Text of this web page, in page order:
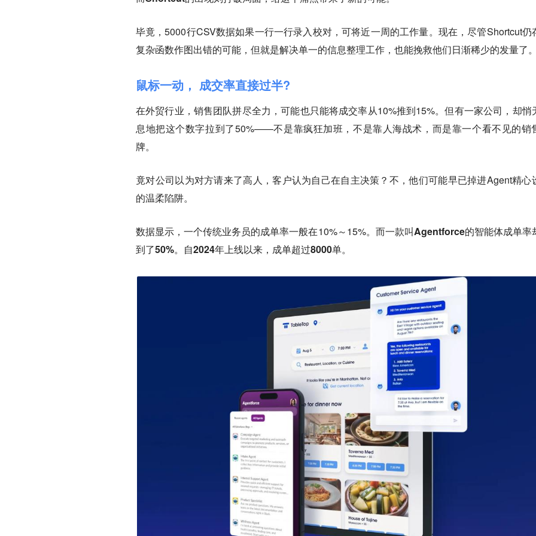
毕竟，5000行CSV数据如果一行一行录入校对，可将近一周的工作量。现在，尽管Shortcut仍
复杂函数作图出错的可能，但就是解决单一的信息整理工作，也能挽救他们日渐稀少的发量了。
鼠标一动， 成交率直接过半?
在外贸行业，销售团队拼尽全力，可能也只能将成交率从10%推到15%。但有一家公司，却悄
息地把这个数字拉到了50%——不是靠疯狂加班，不是靠人海战术，而是靠一个看不见的销
牌。
竟对公司以为对方请来了高人，客户认为自己在自主决策？不，他们可能早已掉进Agent精心
的温柔陷阱。
数据显示，一个传统业务员的成单率一般在10%～15%。 而一款叫Agentforce的智能体成单率
到了50%。自2024年上线以来，成单超过8000单。